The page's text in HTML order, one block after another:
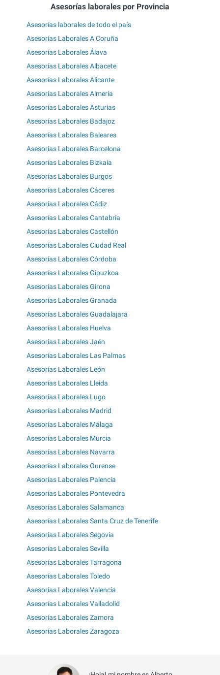
Asesorías laborales por Provincia
Asesorías laborales de todo el país
Asesorías Laborales A Coruña
Asesorías Laborales Álava
Asesorías Laborales Albacete
Asesorías Laborales Alicante
Asesorías Laborales Almería
Asesorías Laborales Asturias
Asesorías Laborales Badajoz
Asesorías Laborales Baleares
Asesorías Laborales Barcelona
Asesorías Laborales Bizkaia
Asesorías Laborales Burgos
Asesorías Laborales Cáceres
Asesorías Laborales Cádiz
Asesorías Laborales Cantabria
Asesorías Laborales Castellón
Asesorías Laborales Ciudad Real
Asesorías Laborales Córdoba
Asesorías Laborales Gipuzkoa
Asesorías Laborales Girona
Asesorías Laborales Granada
Asesorías Laborales Guadalajara
Asesorías Laborales Huelva
Asesorías Laborales Jaén
Asesorías Laborales Las Palmas
Asesorías Laborales León
Asesorías Laborales Lleida
Asesorías Laborales Lugo
Asesorías Laborales Madrid
Asesorías Laborales Málaga
Asesorías Laborales Murcia
Asesorías Laborales Navarra
Asesorías Laborales Ourense
Asesorías Laborales Palencia
Asesorías Laborales Pontevedra
Asesorías Laborales Salamanca
Asesorías Laborales Santa Cruz de Tenerife
Asesorías Laborales Segovia
Asesorías Laborales Sevilla
Asesorías Laborales Tarragona
Asesorías Laborales Toledo
Asesorías Laborales Valencia
Asesorías Laborales Valladolid
Asesorías Laborales Zamora
Asesorías Laborales Zaragoza